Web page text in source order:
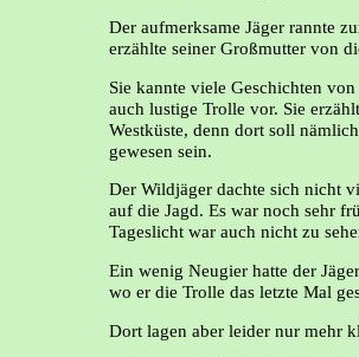
Der aufmerksame Jäger rannte
erzählte seiner Großmutter von
Sie kannte viele Geschichten
auch lustige Trolle vor. Sie
Westküste, denn dort soll
gewesen sein.
Der Wildjäger dachte sich nicht
auf die Jagd. Es war noch sehr
Tageslicht war auch nicht zu
Ein wenig Neugier hatte der
wo er die Trolle das letzte Mal
Dort lagen aber leider nur mehr